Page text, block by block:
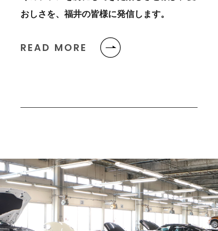
おしさを、福井の皆様に発信します。
READ MORE